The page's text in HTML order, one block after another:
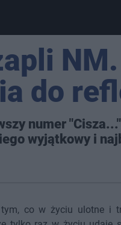
do
numer
wyjątkowy i
co w życiu ulotne i